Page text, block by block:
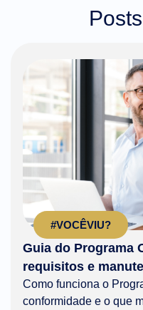
#VOCÊVIU?
Guia do Programa
requisitos e
Como funciona o
conformidade e o que